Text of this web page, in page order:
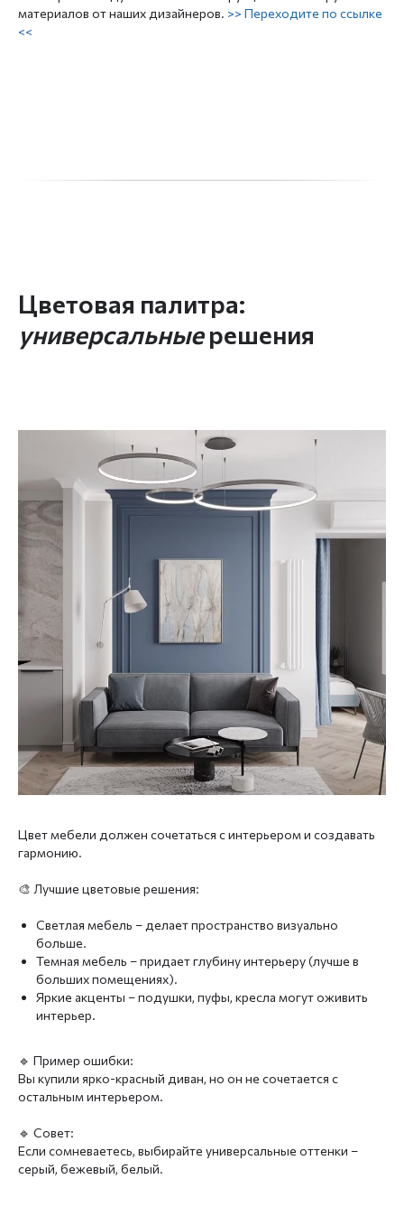
материалов от наших дизайнеров. >> Переходите по ссылке
<<
Цветовая палитра:
универсальныерешения
Цвет мебели должен сочетаться с интерьером и создавать
гармонию.
🎨 Лучшие цветовые решения:
Светлая мебель – делает пространство визуально
больше.
Темная мебель – придает глубину интерьеру (лучше в
больших помещениях).
Яркие акценты – подушки, пуфы, кресла могут оживить
интерьер.
🔹 Пример ошибки:
Вы купили ярко-красный диван, но он не сочетается с
остальным интерьером.
🔹 Совет:
Если сомневаетесь, выбирайте универсальные оттенки –
серый, бежевый, белый.
ОБСУДИТЬ ПРОЕКТ
hello@volny.studio
Электронная почта
8 800 222-85-69
Бесплатный звонок по России
Политика конфиденциальности
© VOLNY.STUDIO, 2024
ИП Привалов Марк Денисович
ИНН 362711853704
ОГРНИП 324366800040455
УСЛУГИ ОТЗЫВЫ